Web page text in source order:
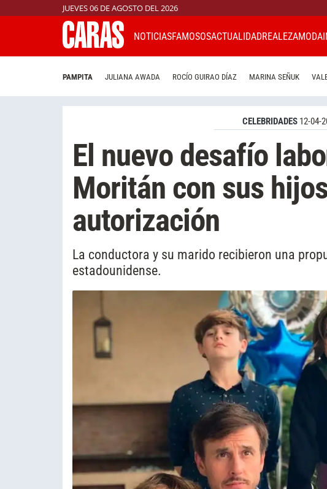
JUEVES 06 DE AGOSTO DEL 2026
NOTICIASFAMOSOSACTUALIDADREALEZAMODA
PAMPITA JULIANA AWADA ROCÍO GUIRAO DÍAZ MARINA SEÑUK
CELEBRIDADES 12-04-
El nuevo desafío
Moritán con sus
autorización
La conductora y su marido recibieron una
estadounidense.